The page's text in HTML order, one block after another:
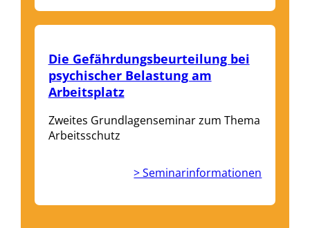
Die Gefährdungsbeurteilung bei
psychischer Belastung am
Arbeitsplatz
Zweites Grundlagenseminar zum Thema
Arbeitsschutz
> Seminarinformationen